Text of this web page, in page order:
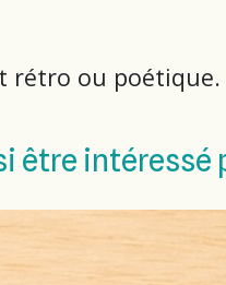
rétro ou poétique.
être intéressé